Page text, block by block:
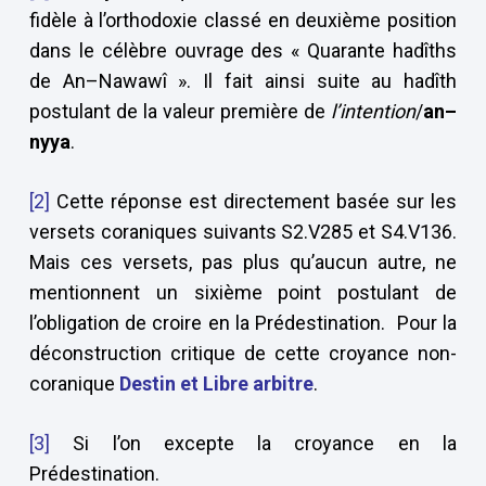
fidèle à l’orthodoxie classé en deuxième position
dans le célèbre ouvrage des « Quarante hadîths
de An–Nawawî ». Il fait ainsi suite au hadîth
postulant de la valeur première de l’intention/an–
nyya.
[2] Cette réponse est directement basée sur les
versets coraniques suivants S2.V285 et S4.V136.
Mais ces versets, pas plus qu’aucun autre, ne
mentionnent un sixième point postulant de
l’obligation de croire en la Prédestination. Pour la
déconstruction critique de cette croyance non-
coranique Destin et Libre arbitre.
[3]
Si l’on excepte la croyance en la
Prédestination.